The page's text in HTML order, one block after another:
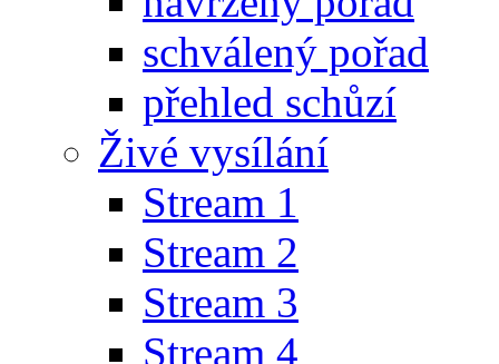
schválený pořad
přehled schůzí
Živé vysílání
Stream 1
Stream 2
Stream 3
Stream 4